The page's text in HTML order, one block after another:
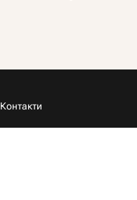
Контакти